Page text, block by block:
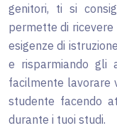
genitori, ti si
permette di ricevere
esigenze di
e risparmiando gli
facilmente lavorare
studente facendo
durante i tuoi studi.